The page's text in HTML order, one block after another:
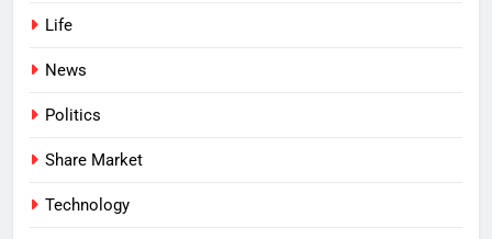
Life
News
Politics
Share Market
Technology